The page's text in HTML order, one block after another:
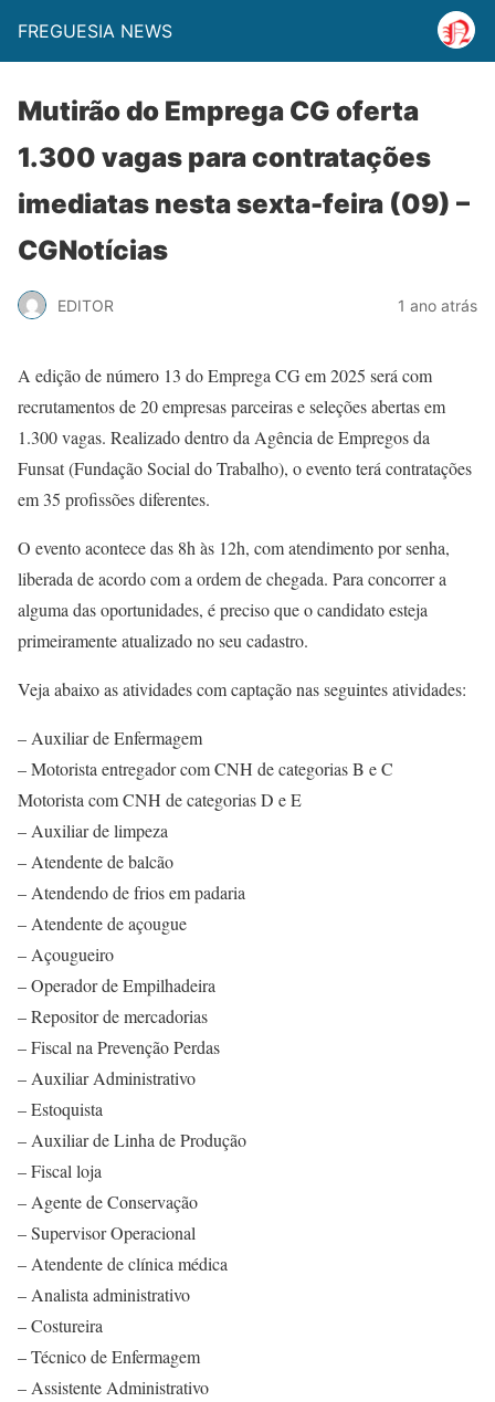
FREGUESIA NEWS
Mutirão do Emprega CG oferta
1.300 vagas para contratações
imediatas nesta sexta-feira (09) –
CGNotícias
EDITOR 1 ano atrás
A edição de número 13 do Emprega CG em 2025 será com
recrutamentos de 20 empresas parceiras e seleções abertas em
1.300 vagas. Realizado dentro da Agência de Empregos da
Funsat (Fundação Social do Trabalho), o evento terá contratações
em 35 profissões diferentes.
O evento acontece das 8h às 12h, com atendimento por senha,
liberada de acordo com a ordem de chegada. Para concorrer a
alguma das oportunidades, é preciso que o candidato esteja
primeiramente atualizado no seu cadastro.
Veja abaixo as atividades com captação nas seguintes atividades:
– Auxiliar de Enfermagem
– Motorista entregador com CNH de categorias B e C
Motorista com CNH de categorias D e E
– Auxiliar de limpeza
– Atendente de balcão
– Atendendo de frios em padaria
– Atendente de açougue
– Açougueiro
– Operador de Empilhadeira
– Repositor de mercadorias
– Fiscal na Prevenção Perdas
– Auxiliar Administrativo
– Estoquista
– Auxiliar de Linha de Produção
– Fiscal loja
– Agente de Conservação
– Supervisor Operacional
– Atendente de clínica médica
– Analista administrativo
– Costureira
– Técnico de Enfermagem
– Assistente Administrativo